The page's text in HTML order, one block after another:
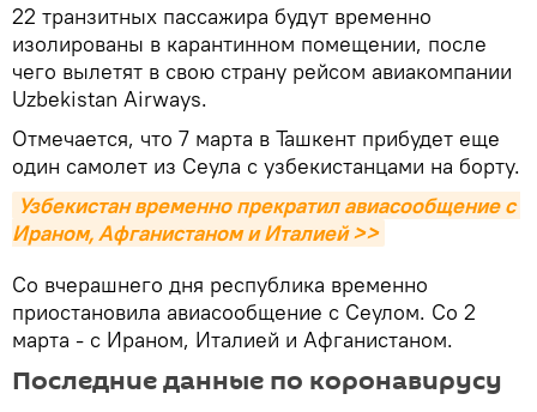
22 транзитных пассажира будут временно
изолированы в карантинном помещении, после
чего вылетят в свою страну рейсом авиакомпании
Uzbekistan Airways.
Отмечается, что 7 марта в Ташкент прибудет еще
один самолет из Сеула с узбекистанцами на борту.
Узбекистан временно прекратил авиасообщение с
Ираном, Афганистаном и Италией >>
Со вчерашнего дня республика временно
приостановила авиасообщение с Сеулом. Со 2
марта - с Ираном, Италией и Афганистаном.
Последние данные по коронавирусу